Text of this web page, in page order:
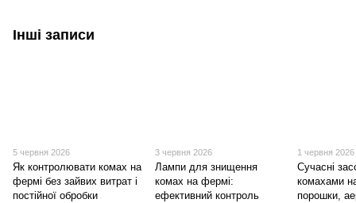
Інші записи
5 червня 2026
Як контролювати комах на
фермі без зайвих витрат і
постійної обробки
3 червня 2026
Лампи для знищення
комах на фермі:
ефективний контроль
1 червня 2026
Сучасні
комахами
порошки,